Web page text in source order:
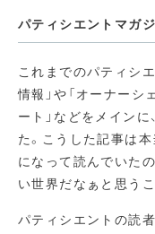
パティシエントマガ
これまでのパティシ
情報」や「オーナーシ
ート」などをメイン
た。こうした記事は
になって読んでいた
い世界だなぁと思う
パティシエントの読